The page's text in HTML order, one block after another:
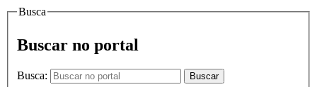
Busca
Buscar no portal
Busca: Buscar